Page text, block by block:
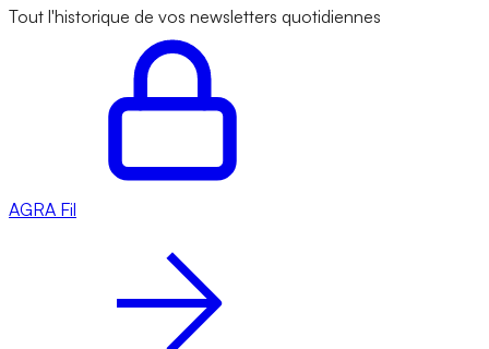
Tout l'historique de vos newsletters quotidiennes
AGRA Fil